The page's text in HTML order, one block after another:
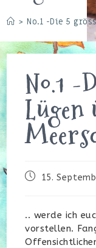
> No.1 -Die 5
No.1 -
Lügen
Beitrag
15.
.. werde ich
vorstellen.